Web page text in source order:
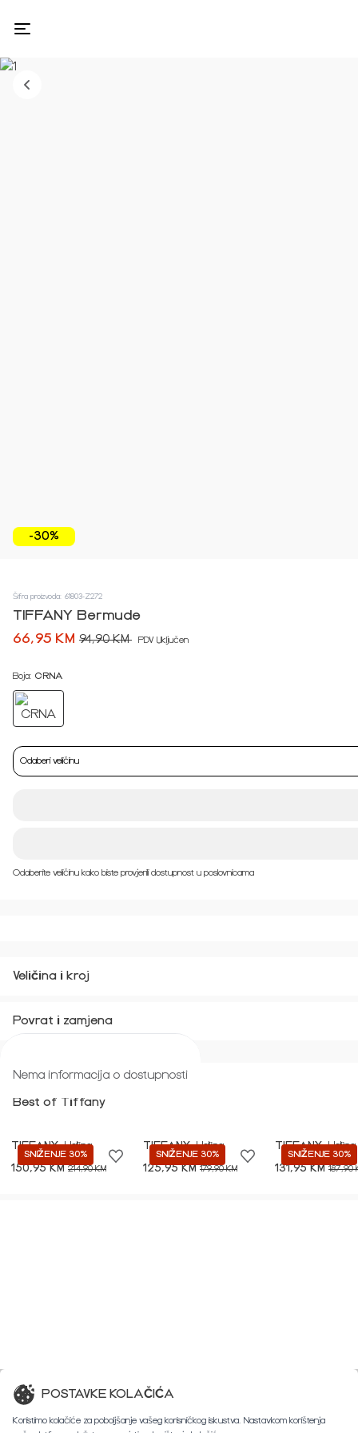
-30%
Nema informacija o dostupnosti
Šifra proizvoda: 61803-Z272
TIFFANY Bermude
66,95 KM 94,90 KM PDV Uključen
Boja: CRNA
Odaberi veličinu
Odaberite veličinu kako biste provjerili dostupnost u poslovnicama
Veličina i kroj
Povrat i zamjena
Best of Tiffany
SNIŽENJE 30%
TIFFANY Haljina
150,95 KM214,90 KM
SNIŽENJE 30%
TIFFANY Haljina
125,95 KM179,90 KM
SNIŽENJE 30%
TIFFANY Haljina
131,95 KM187,90
POSTAVKE KOLAČIĆA
Koristimo kolačiće za poboljšanje vašeg korisničkog iskustva. Nastavkom korištenja